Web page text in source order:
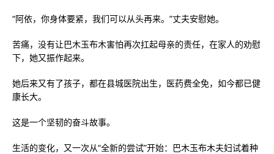
“阿依，你身体要紧，我们可以从头再来。”丈夫安慰她。
苦痛，没有让巴木玉布木害怕再次扛起母亲的责任，在家人的劝慰
下，她又振作起来。
她后来又有了孩子，都在县城医院出生，医药费全免，如今都已健
康长大。
这是一个坚韧的奋斗故事。
生活的变化，又一次从“全新的尝试”开始：巴木玉布木夫妇试着种